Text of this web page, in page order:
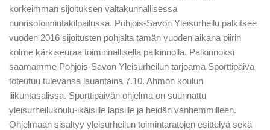
korkeimman sijoituksen valtakunnallisessa
nuorisotoimintakilpailussa. Pohjois-Savon Yleisurheilu palkitsee
vuoden 2016 sijoitusten pohjalta tämän vuoden aikana piirin
kolme kärkiseuraa toiminnallisella palkinnolla. Palkinnoksi
saamamme Pohjois-Savon Yleisurheilun tarjoama Sporttipäivä
toteutuu tulevansa lauantaina 7.10. Ahmon koulun
liikuntasalissa. Sporttipäivän ohjelma on suunnattu
yleisurheilukoulu-ikäisille lapsille ja heidän vanhemmilleen.
Ohjelmaan sisältyy yleisurheilun toimintaratojen esittelyä sekä